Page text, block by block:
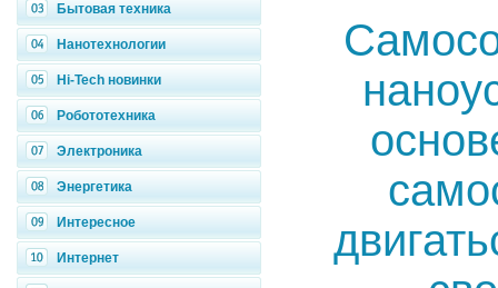
Бытовая техника
Нанотехнологии
Hi-Tech новинки
Робототехника
Электроника
Энергетика
Интересное
Интернет